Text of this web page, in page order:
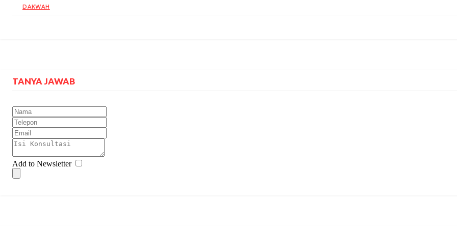
DAKWAH
TANYA JAWAB
Add to Newsletter